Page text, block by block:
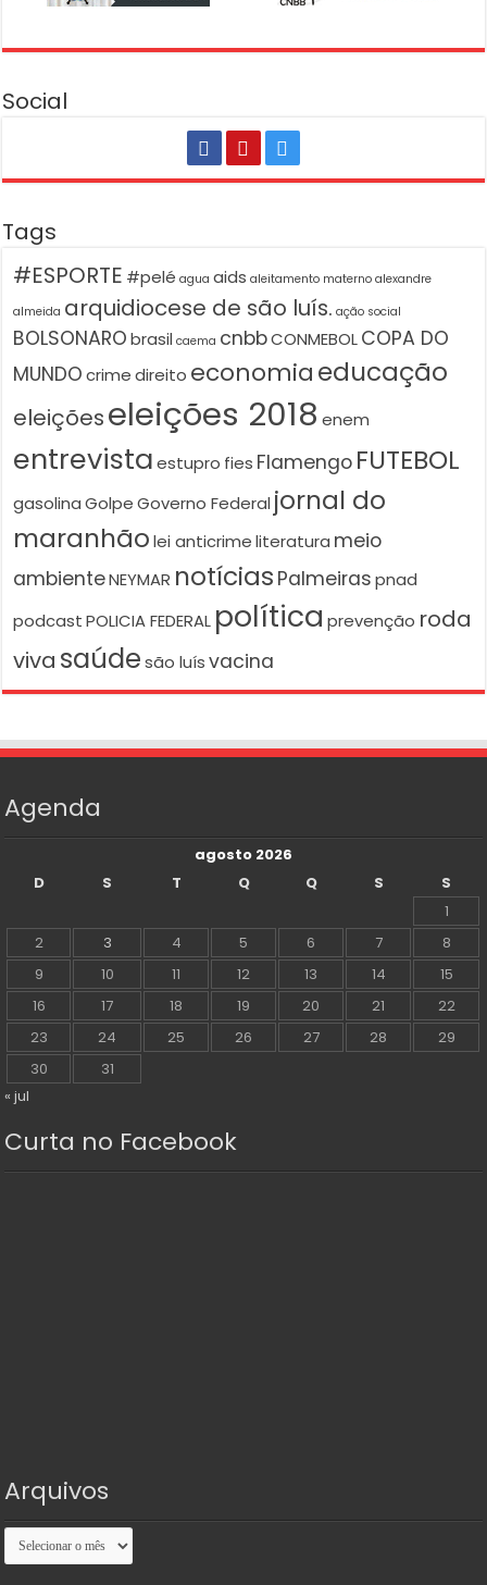
Social
Tags
#ESPORTE #pelé agua aids aleitamento materno alexandre
almeida arquidiocese de são luís. ação social
BOLSONARO brasil caema cnbbCONMEBOLCOPA DO
MUNDO crime direito economiaeducação
eleiçõeseleições 2018 enem
entrevista estupro fies Flamengo FUTEBOL
gasolina Golpe Governo Federal jornal do
maranhão lei anticrime literatura meio
ambienteNEYMAR notícias Palmeiras pnad
podcast POLICIA FEDERAL política prevenção roda
viva saúde são luís vacina
Agenda
agosto 2026
D
S T Q Q S
S
1
2
3 4 5 6 7
8
9
10 11 12 13 14
15
16
17 18 19 20 21
22
23
24 25 26 27 28
29
30
31
« jul
Curta no Facebook
Arquivos
Arquivos